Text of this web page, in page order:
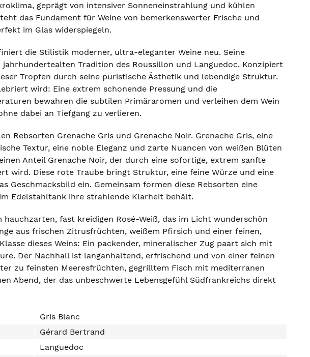
geprägt von intensiver Sonneneinstrahlung und kühlen
das Fundament für Weine von bemerkenswerter Frische und
im Glas widerspiegeln.
die Stilistik moderner, ultra-eleganter Weine neu. Seine
Tradition des Roussillon und Languedoc. Konzipiert
Tropfen durch seine puristische Ästhetik und lebendige Struktur.
wird: Eine extrem schonende Pressung und die
bewahren die subtilen Primäraromen und verleihen dem Wein
dabei an Tiefgang zu verlieren.
Rebsorten Grenache Gris und Grenache Noir. Grenache Gris, eine
Textur, eine noble Eleganz und zarte Nuancen von weißen Blüten
Anteil Grenache Noir, der durch eine sofortige, extrem sanfte
wird. Diese rote Traube bringt Struktur, eine feine Würze und eine
Geschmacksbild ein. Gemeinsam formen diese Rebsorten eine
Edelstahltank ihre strahlende Klarheit behält.
fast kreidigen Rosé-Weiß, das im Licht wunderschön
aus frischen Zitrusfrüchten, weißem Pfirsich und einer feinen,
dieses Weins: Ein packender, mineralischer Zug paart sich mit
Der Nachhall ist langanhaltend, erfrischend und von einer feinen
zu feinsten Meeresfrüchten, gegrilltem Fisch mit mediterranen
Abend, der das unbeschwerte Lebensgefühl Südfrankreichs direkt
Gris Blanc
Gérard Bertrand
Languedoc